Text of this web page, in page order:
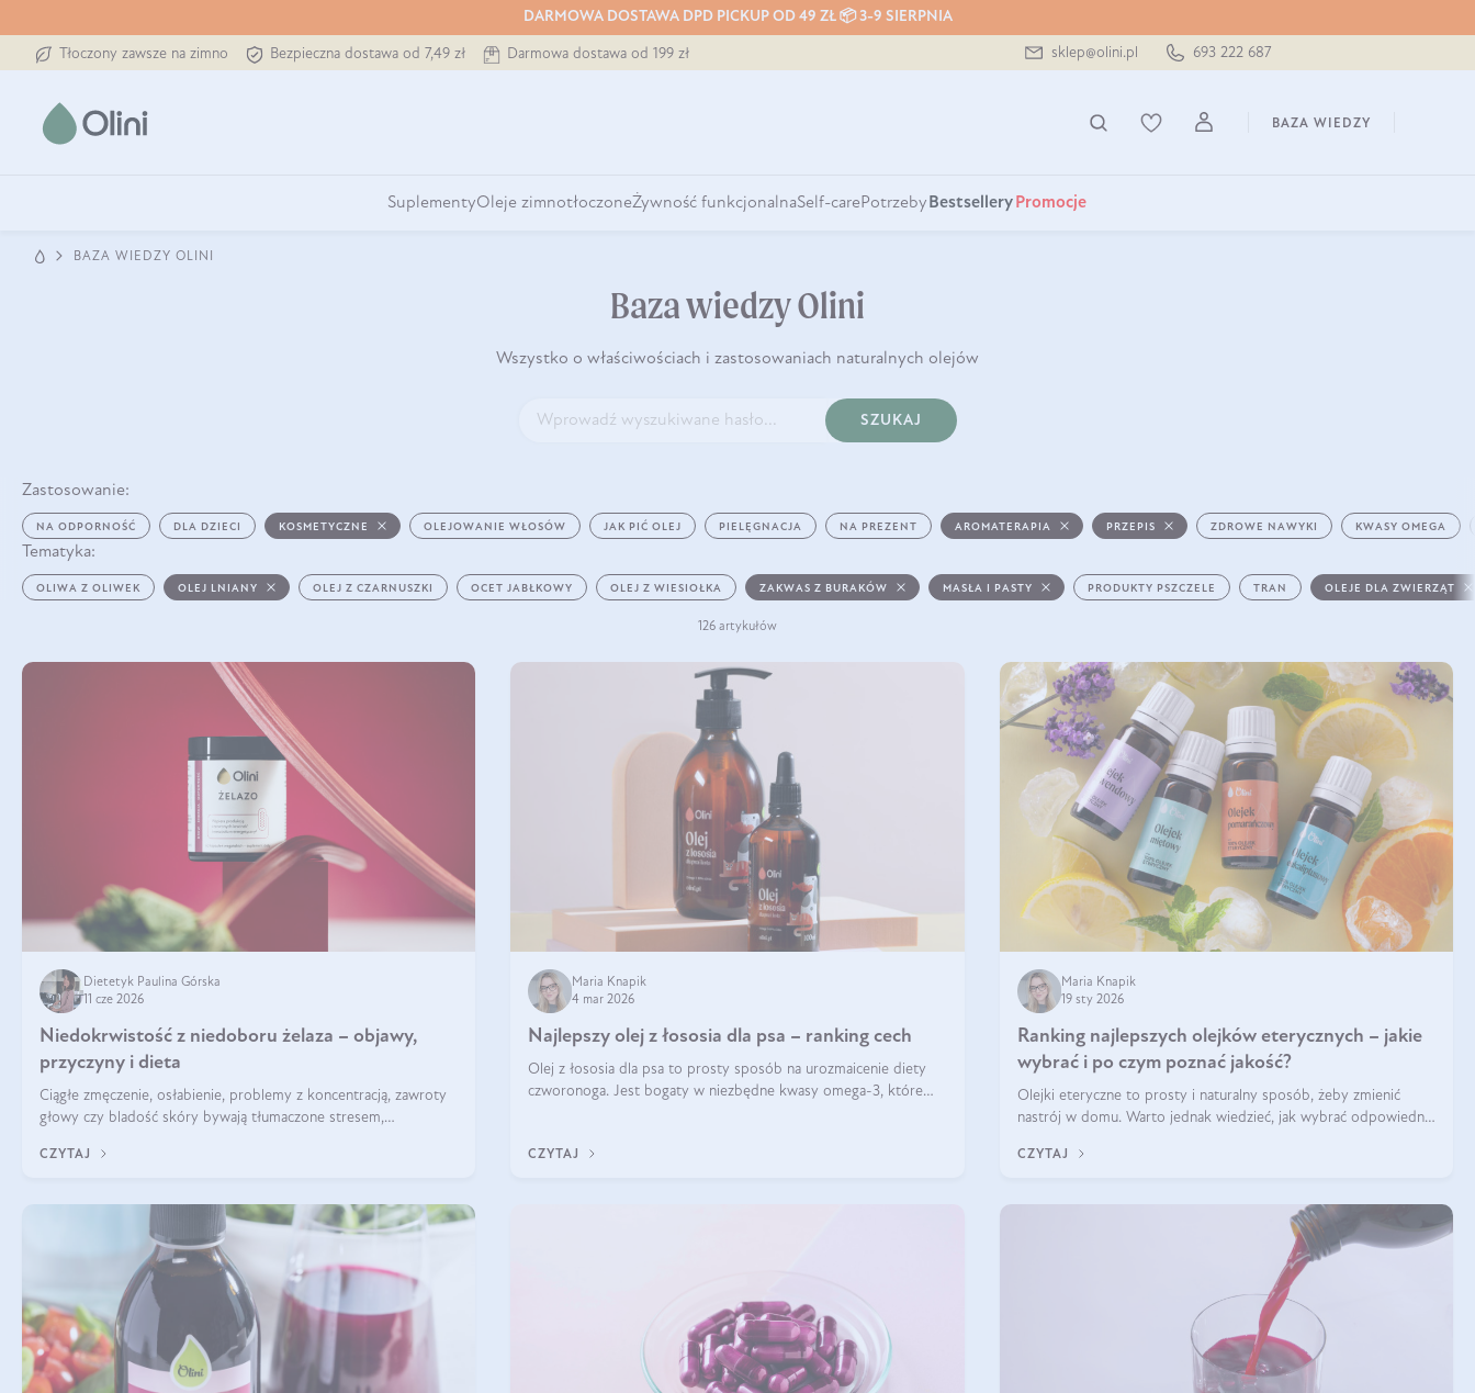
DARMOWA DOSTAWA DPD PICKUP OD 49 ZŁ 📦 3-9 SIERPNIA
Tłoczony zawsze na zimno Bezpieczna dostawa od 7,49 zł Darmowa dostawa od 199 zł sklep@olini.pl 693 222 687
BAZA WIEDZY
SuplementyOleje zimnotłoczoneŻywność funkcjonalnaSelf-carePotrzeby Bestsellery Promocje
BAZA WIEDZY OLINI
Baza wiedzy Olini
Wszystko o właściwościach i zastosowaniach naturalnych olejów
SZUKAJ
Zastosowanie:
NA ODPORNOŚĆ DLA DZIECI KOSMETYCZNE OLEJOWANIE WŁOSÓW JAK PIĆ OLEJ PIELĘGNACJA NA PREZENT AROMATERAPIA PRZEPIS ZDROWE NAWYKI KWASY OMEGA
Tematyka:
OLIWA Z OLIWEK OLEJ LNIANY OLEJ Z CZARNUSZKI OCET JABŁKOWY OLEJ Z WIESIOŁKA ZAKWAS Z BURAKÓW MASŁA I PASTY PRODUKTY PSZCZELE TRAN OLEJE DLA ZWIERZĄT
126 artykułów
Dietetyk Paulina Górska
11 cze 2026
Niedokrwistość z niedoboru żelaza – objawy,
przyczyny i dieta
Ciągłe zmęczenie, osłabienie, problemy z koncentracją, zawroty
głowy czy bladość skóry bywają tłumaczone stresem,
może być niedokrwistość z niedoboru żelaza.
CZYTAJ
Maria Knapik
4 mar 2026
Najlepszy olej z łososia dla psa – ranking cech
Olej z łososia dla psa to prosty sposób na urozmaicenie diety
czworonoga. Jest bogaty w niezbędne kwasy omega-3, które
uwagę?
CZYTAJ
Maria Knapik
19 sty 2026
Ranking najlepszych olejków eterycznych – jakie
wybrać i po czym poznać jakość?
Olejki eteryczne to prosty i naturalny sposób, żeby zmienić
nastrój w domu. Warto jednak wiedzieć, jak wybrać odpowiednie
eteryczne są najlepsze? Poznaj najważniejsze kryteria wyboru!
CZYTAJ